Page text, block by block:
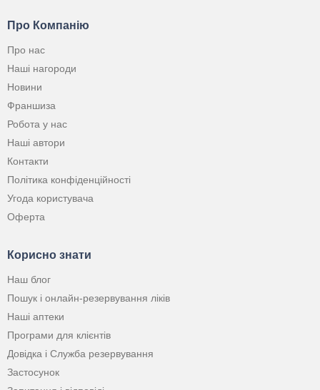
Про Компанію
Про нас
Наші нагороди
Новини
Франшиза
Робота у нас
Наші автори
Контакти
Політика конфіденційності
Угода користувача
Оферта
Корисно знати
Наш блог
Пошук і онлайн-резервування ліків
Наші аптеки
Програми для клієнтів
Довідка і Служба резервування
Застосунок